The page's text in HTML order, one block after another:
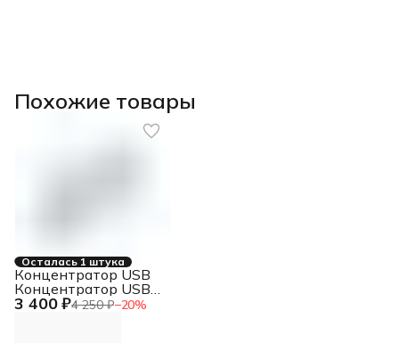
Похожие товары
Осталась 1 штука
3 400 ₽4 250 ₽−20%
Концентратор USB
Концентратор USB
3.0, 7xUSB 3.0,